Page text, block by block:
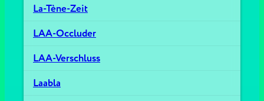
La-Tène-Zeit
LAA-Occluder
LAA-Verschluss
Laabla